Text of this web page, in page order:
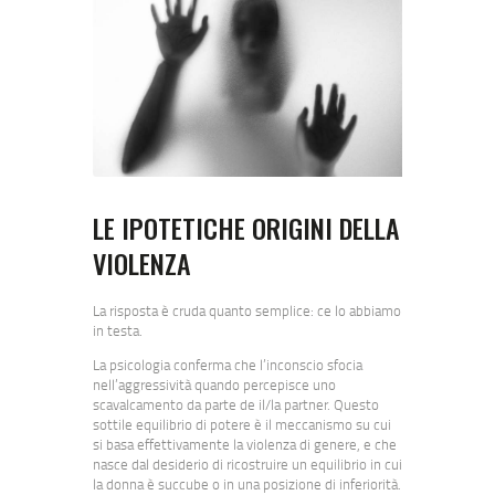
LE IPOTETICHE ORIGINI DELLA
VIOLENZA
La risposta è cruda quanto semplice: ce lo abbiamo
in testa.
La psicologia conferma che l’inconscio sfocia
nell’aggressività quando percepisce uno
scavalcamento da parte de il/la partner. Questo
sottile equilibrio di potere è il meccanismo su cui
si basa effettivamente la violenza di genere, e che
nasce dal desiderio di ricostruire un equilibrio in cui
la donna è succube o in una posizione di inferiorità.